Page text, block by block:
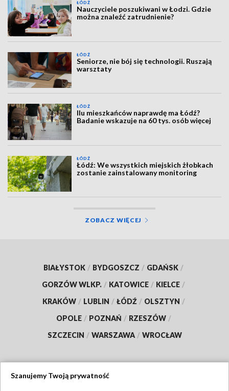
ŁÓDŹ
Nauczyciele poszukiwani w Łodzi. Gdzie
można znaleźć zatrudnienie?
ŁÓDŹ
Seniorze, nie bój się technologii. Ruszają
warsztaty
ŁÓDŹ
Ilu mieszkańców naprawdę ma Łódź?
Badanie wskazuje na 60 tys. osób więcej
ŁÓDŹ
Łódź: We wszystkich miejskich żłobkach
zostanie zainstalowany monitoring
ZOBACZ WIĘCEJ
BIAŁYSTOK / BYDGOSZCZ / GDAŃSK /
GORZÓW WLKP. / KATOWICE / KIELCE /
KRAKÓW / LUBLIN / ŁÓDŹ / OLSZTYN /
OPOLE / POZNAŃ / RZESZÓW /
SZCZECIN / WARSZAWA / WROCŁAW
Szanujemy Twoją prywatność